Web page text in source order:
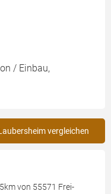
/ Einbau,
vergleichen
von 55571 Frei-